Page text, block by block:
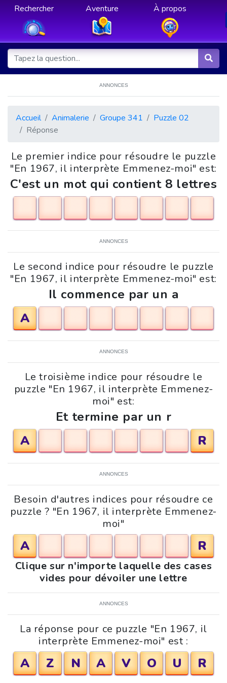
Rechercher Aventure À propos
ANNONCES
Accueil Animalerie Groupe 341
Puzzle 02
Réponse
Le premier indice pour résoudre le puzzle
"En 1967, il interprète Emmenez-moi" est:
C'est un mot qui contient 8 lettres
ANNONCES
Le second indice pour résoudre le puzzle
"En 1967, il interprète Emmenez-moi" est:
Il commence par un a
A
ANNONCES
Le troisième indice pour résoudre le
puzzle "En 1967, il interprète Emmenez-
moi" est:
Et termine par un r
A
R
ANNONCES
Besoin d'autres indices pour résoudre ce
puzzle ? "En 1967, il interprète Emmenez-
moi"
A R
Clique sur n'importe laquelle des cases
vides pour dévoiler une lettre
ANNONCES
La réponse pour ce puzzle "En 1967, il
interprète Emmenez-moi" est :
A Z N A V O U R